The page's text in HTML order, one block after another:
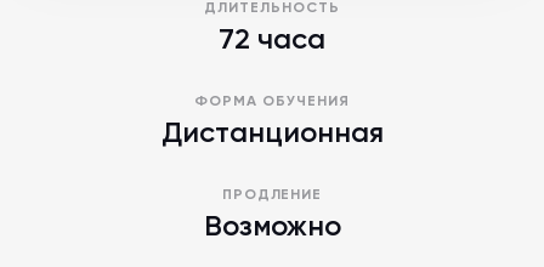
ДЛИТЕЛЬНОСТЬ
72 часа
ФОРМА ОБУЧЕНИЯ
Дистанционная
ПРОДЛЕНИЕ
Возможно